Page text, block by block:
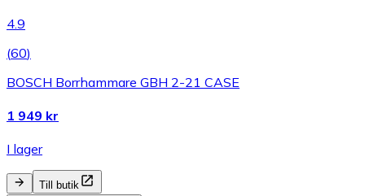
4.9
(60)
BOSCH Borrhammare GBH 2-21 CASE
1 949 kr
I lager
Till butik